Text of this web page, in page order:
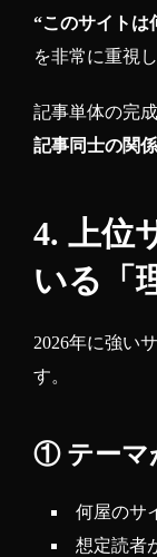
“このサイトは
を非常に重視し
記事単体の完成
記事同士の関
4. 上位
いる「
2026年に強い
す。
① テーマ
何屋のサ
想定読者